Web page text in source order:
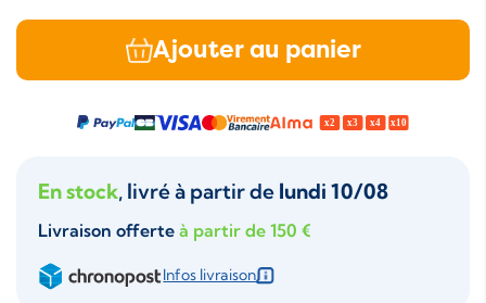
Ajouter au panier
En stock, livré à partir de lundi 10/08
Livraison offerte à partir de 150 €
Infos livraison